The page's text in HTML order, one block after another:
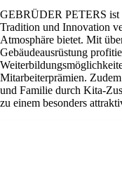
GEBRÜDER PETERS ist
Tradition und Innovation
Atmosphäre bietet. Mit
Gebäudeausrüstung
Mitarbeiterprämien.
und Familie durch Kita-
zu einem besonders